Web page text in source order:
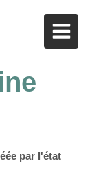
par l'état